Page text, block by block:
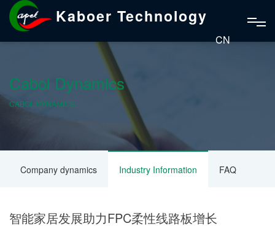
Kaboer Technology
CN
Cabol Dynamics
CABOL DYNAMICS
Company dynamics Industry Information FAQ
智能家居发展助力FPC柔性线路板增长